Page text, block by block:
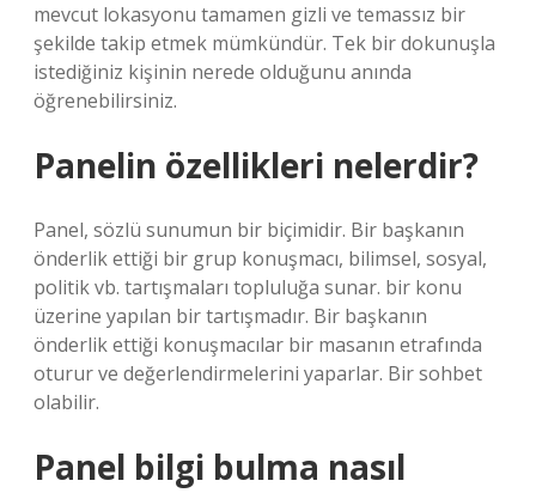
mevcut lokasyonu tamamen gizli ve temassız bir
şekilde takip etmek mümkündür. Tek bir dokunuşla
istediğiniz kişinin nerede olduğunu anında
öğrenebilirsiniz.
Panelin özellikleri nelerdir?
Panel, sözlü sunumun bir biçimidir. Bir başkanın
önderlik ettiği bir grup konuşmacı, bilimsel, sosyal,
politik vb. tartışmaları topluluğa sunar. bir konu
üzerine yapılan bir tartışmadır. Bir başkanın
önderlik ettiği konuşmacılar bir masanın etrafında
oturur ve değerlendirmelerini yaparlar. Bir sohbet
olabilir.
Panel bilgi bulma nasıl